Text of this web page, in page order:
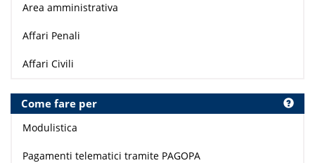
Area amministrativa
Affari Penali
Affari Civili
Come fare per
Modulistica
Pagamenti telematici tramite PAGOPA